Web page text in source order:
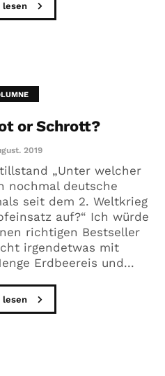
or Schrott?
2019
„Unter welcher
nochmal deutsche
seit dem 2. Weltkrieg
auf?“ Ich würde
richtigen Bestseller
irgendetwas mit
Erdbeereis und...